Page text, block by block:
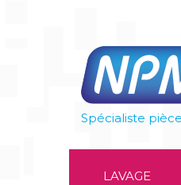
Spécialiste
LAVAGE